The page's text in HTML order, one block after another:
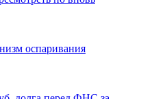
оспаривания